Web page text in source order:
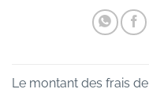
Le montant des frais de